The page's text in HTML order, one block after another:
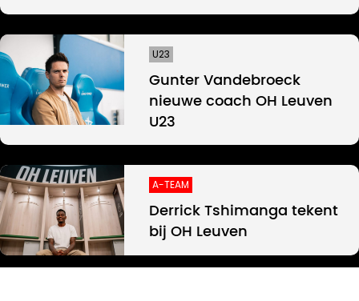
U23
Gunter Vandebroeck
nieuwe coach OH Leuven
U23
A-TEAM
Derrick Tshimanga tekent
bij OH Leuven